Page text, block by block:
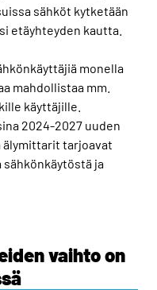
sähköt kytketään
etäyhteyden kautta.
monella
mahdollistaa mm.
käyttäjille.
2024-2027 uuden
älymittarit tarjoavat
ja
vaihto on